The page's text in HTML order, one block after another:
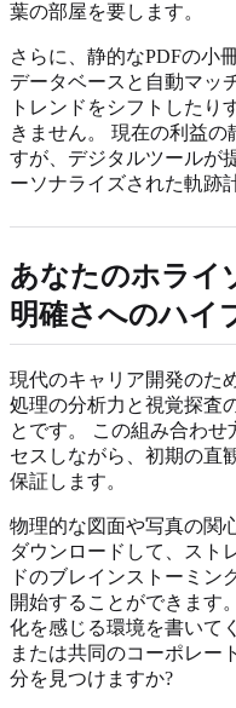
葉の部屋を要します。
さらに、静的なPDFの小
データベースと自動マッ
トレンドをシフトしたり
きません。 現在の利益の
すが、デジタルツールが
ーソナライズされた軌跡
あなたのホライ
明確さへのハイ
現代のキャリア開発のた
処理の分析力と視覚探査
とです。 この組み合わ
セスしながら、初期の直
保証します。
物理的な図面や写真の関
ダウンロードして、スト
ドのブレインストーミン
開始することができます
化を感じる環境を書いて
または共同のコーポレー
分を見つけますか?